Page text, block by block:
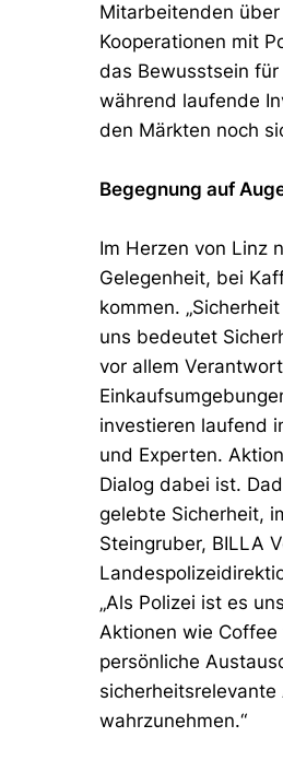
Mitarbeitenden
Kooperationen mit
das Bewusstsein
während laufende
den Märkten noch
Begegnung auf
Im Herzen von Linz
Gelegenheit, bei
kommen.
uns bedeutet
vor allem
investieren laufend
und Experten.
Dialog dabei ist.
gelebte Sicherheit,
Steingruber, BILLA
„Als Polizei ist es
Aktionen wie
persönliche
wahrzunehmen.“